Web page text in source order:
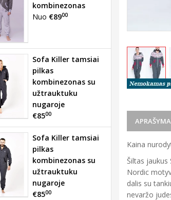
Kaina
Šiltas
Nordic
dalis su
nevaržo
kombinezonas
Nuo €8900
Sofa Killer tamsiai
pilkas
kombinezonas su
užtrauktuku
nugaroje
€8500
Sofa Killer tamsiai
pilkas
kombinezonas su
užtrauktuku
nugaroje
€8500